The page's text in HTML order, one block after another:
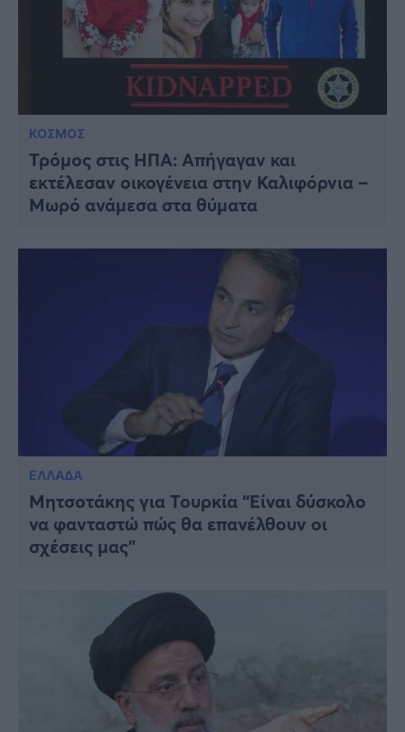
ΚΟΣΜΟΣ
Τρόμος στις ΗΠΑ: Απήγαγαν και
εκτέλεσαν οικογένεια στην Καλιφόρνια –
Μωρό ανάμεσα στα θύματα
ΕΛΛΑΔΑ
Μητσοτάκης για Τουρκία “Είναι δύσκολο
να φανταστώ πώς θα επανέλθουν οι
σχέσεις μας”